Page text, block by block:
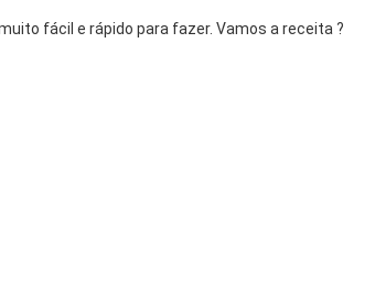
fácil e rápido para fazer. Vamos a receita ?